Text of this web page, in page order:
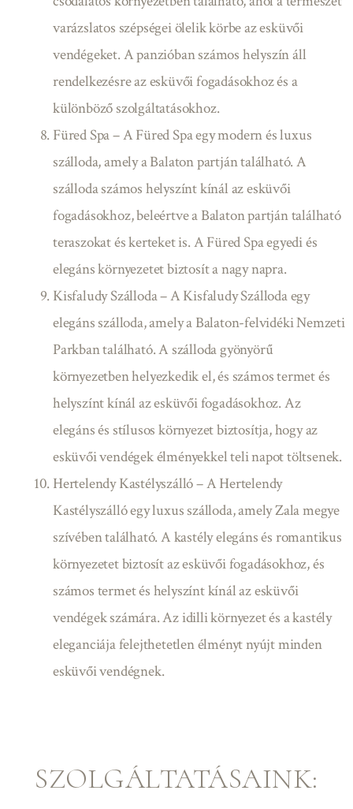
varázslatos szépségei ölelik körbe az esküvői
vendégeket. A panzióban számos helyszín áll
rendelkezésre az esküvői fogadásokhoz és a
különböző szolgáltatásokhoz.
Füred Spa – A Füred Spa egy modern és luxus
szálloda, amely a Balaton partján található. A
szálloda számos helyszínt kínál az esküvői
fogadásokhoz, beleértve a Balaton partján található
teraszokat és kerteket is. A Füred Spa egyedi és
elegáns környezetet biztosít a nagy napra.
Kisfaludy Szálloda – A Kisfaludy Szálloda egy
elegáns szálloda, amely a Balaton-felvidéki Nemzeti
Parkban található. A szálloda gyönyörű
környezetben helyezkedik el, és számos termet és
helyszínt kínál az esküvői fogadásokhoz. Az
elegáns és stílusos környezet biztosítja, hogy az
esküvői vendégek élményekkel teli napot töltsenek.
Hertelendy Kastélyszálló – A Hertelendy
Kastélyszálló egy luxus szálloda, amely Zala megye
szívében található. A kastély elegáns és romantikus
környezetet biztosít az esküvői fogadásokhoz, és
számos termet és helyszínt kínál az esküvői
vendégek számára. Az idilli környezet és a kastély
eleganciája felejthetetlen élményt nyújt minden
esküvői vendégnek.
SZOLGÁLTATÁSAINK: